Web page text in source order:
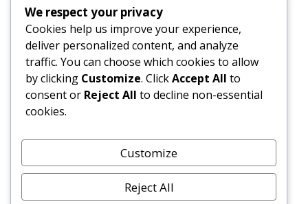
3
4 5 6 8
10
11 12 13 14 15
16
17
18 19 20 21 22
24
31
« Jul
We respect your privacy
Cookies help us improve your experience,
deliver personalized content, and analyze
traffic. You can choose which cookies to allow
by clicking Customize. ClickAccept All to
consent or Reject All to decline non-essential
cookies.
Customize
Reject All